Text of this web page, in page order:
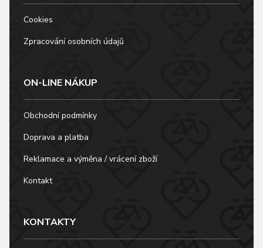
Cookies
Zpracování osobních údajů
ON-LINE NÁKUP
Obchodní podmínky
Doprava a platba
Reklamace a výměna / vrácení zboží
Kontakt
KONTAKTY